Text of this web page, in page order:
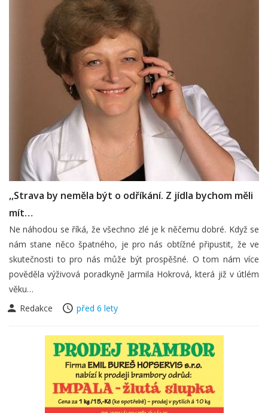
,,Strava by neměla být o odříkání. Z jídla bychom měli
mít…
Ne náhodou se říká, že všechno zlé je k něčemu dobré. Když se
nám stane něco špatného, je pro nás obtížné připustit, že ve
skutečnosti to pro nás může být prospěšné. O tom nám více
pověděla výživová poradkyně Jarmila Hokrová, která již v útlém
věku…
Redakce
před 6 lety